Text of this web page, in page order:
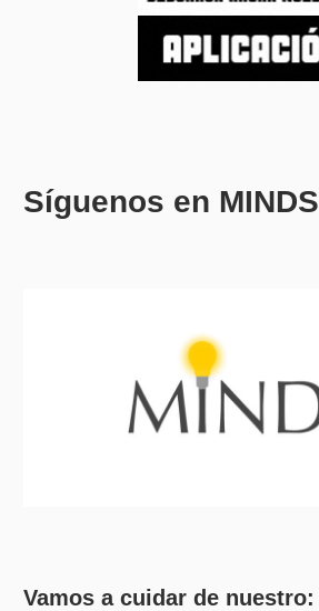
Síguenos en MINDS
Vamos a cuidar de nuestro: